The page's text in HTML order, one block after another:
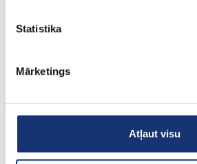
Statistika
Mārketings
Atļaut visu